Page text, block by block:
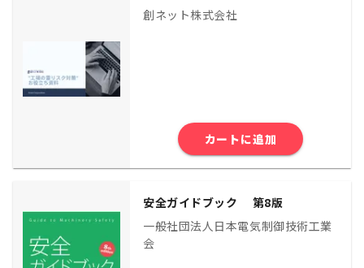
創ネット株式会社
カートに追加
安全ガイドブック 第8版
一般社団法人日本電気制御技術工業
会